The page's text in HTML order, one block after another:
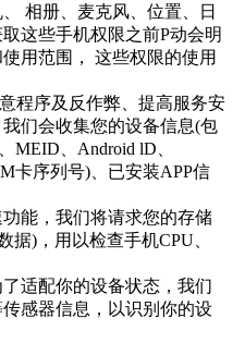
相册、麦克风、位置、日
这些手机权限之前P动会明
用范围， 这些权限的使用
程序及反作弊、提高服务安
们会收集您的设备信息(包
MEID、Android lD、
卡序列号)、已安装APP信
能，我们将请求您的存储
据)，用以检查手机CPU、
适配你的设备状态，我们
感器信息，以识别你的设